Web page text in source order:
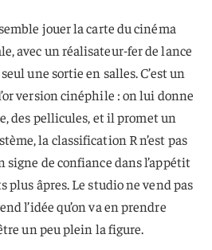
jouer la carte du cinéma
avec un réalisateur-fer de lance
une sortie en salles. C’est un
version cinéphile : on lui donne
des pellicules, et il promet un
la classification R n’est pas
signe de confiance dans l’appétit
plus âpres. Le studio ne vend pas
l’idée qu’on va en prendre
un peu plein la figure.